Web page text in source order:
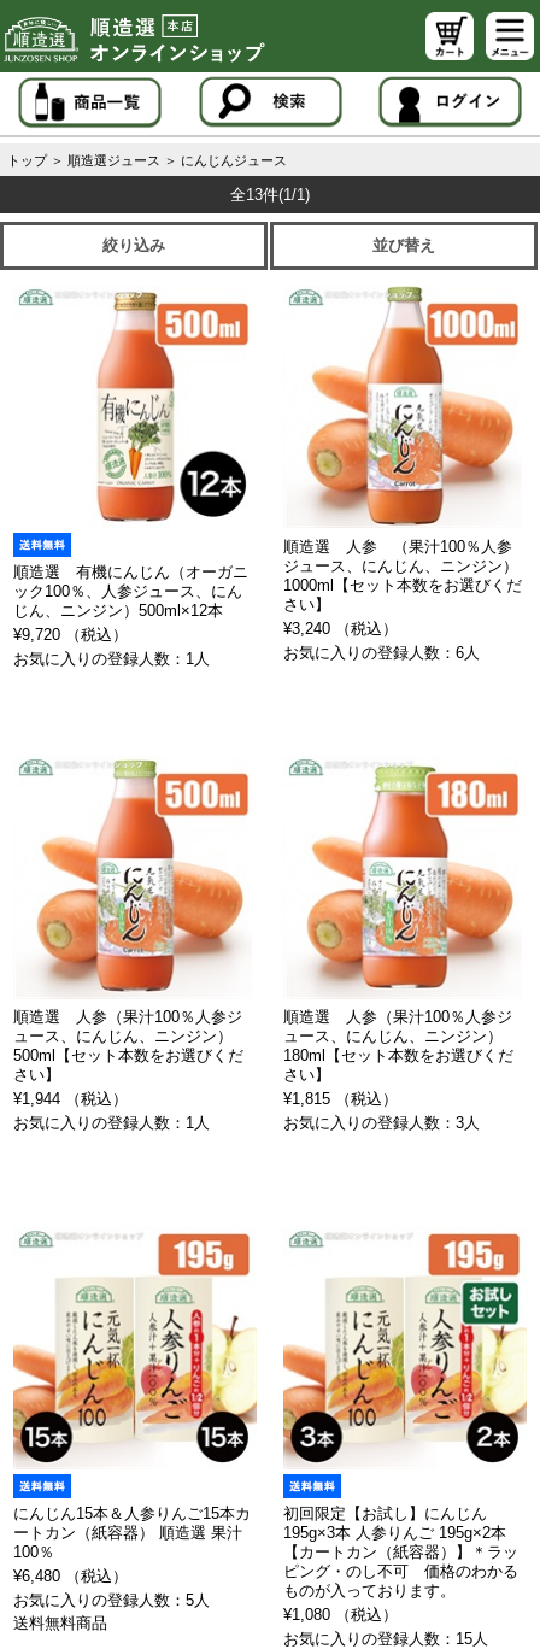
トップ ＞ 順造選ジュース ＞ にんじんジュース
全13件(1/1)
絞り込み 並び替え
順造選 有機にんじん（オーガニ
ック100％、人参ジュース、にん
じん、ニンジン）500ml×12本
¥9,720 （税込）
お気に入りの登録人数：1人
順造選 人参 （果汁100％人参
ジュース、にんじん、ニンジン）
1000ml【セット本数をお選びくだ
さい】
¥3,240 （税込）
お気に入りの登録人数：6人
順造選 人参（果汁100％人参ジ
ュース、にんじん、ニンジン）
500ml【セット本数をお選びくだ
さい】
¥1,944 （税込）
お気に入りの登録人数：1人
順造選 人参（果汁100％人参ジ
ュース、にんじん、ニンジン）
180ml【セット本数をお選びくだ
さい】
¥1,815 （税込）
お気に入りの登録人数：3人
にんじん15本＆人参りんご15本カ
ートカン（紙容器） 順造選 果汁
100％
¥6,480 （税込）
お気に入りの登録人数：5人
送料無料商品
初回限定【お試し】にんじん
195g×3本 人参りんご 195g×2本
【カートカン（紙容器）】＊ラッ
ピング・のし不可 価格のわかる
ものが入っております。
¥1,080 （税込）
お気に入りの登録人数：15人